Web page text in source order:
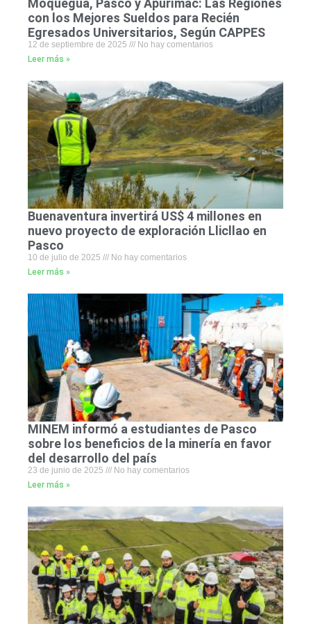
Moquegua, Pasco y Apurímac: Las Regiones
con los Mejores Sueldos para Recién
Egresados Universitarios, Según CAPPES
12 de septiembre de 2025
No hay comentarios
Leer más »
Buenaventura invertirá US$ 4 millones en
nuevo proyecto de exploración Llicllao en
Pasco
10 de julio de 2025
No hay comentarios
Leer más »
MINEM informó a estudiantes de Pasco
sobre los beneficios de la minería en favor
del desarrollo del país
23 de junio de 2025
No hay comentarios
Leer más »